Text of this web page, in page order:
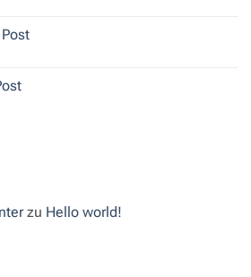
zu Hello world!